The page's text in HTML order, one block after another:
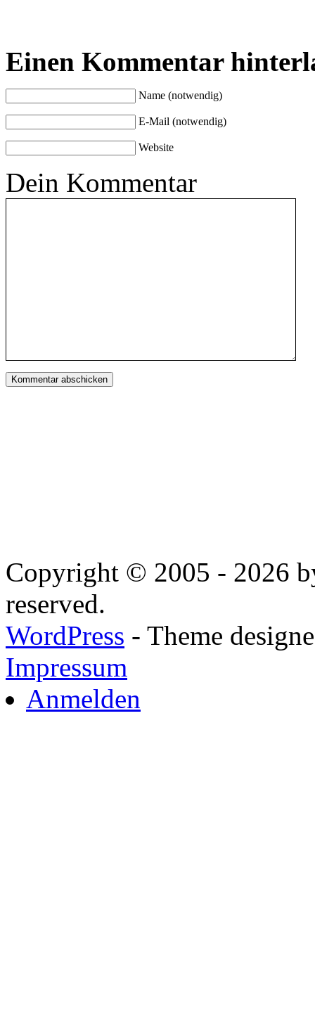
Einen Kommentar
Name (notwendig)
E-Mail (notwendig)
Website
Dein Kommentar
Copyright © 2005 - 2026
reserved.
WordPress - Theme
Impressum
Anmelden